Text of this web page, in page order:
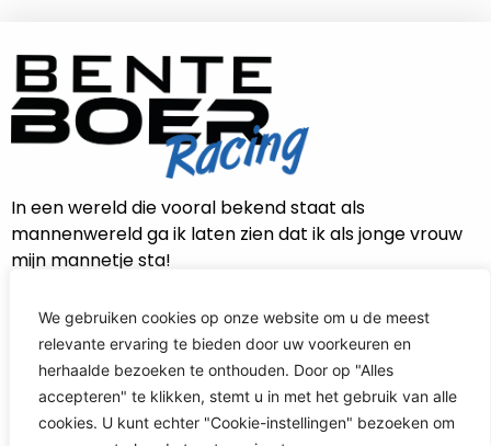
We gebruiken cookies op onze website om u de meest
relevante ervaring te bieden door uw voorkeuren en
herhaalde bezoeken te onthouden. Door op "Alles
accepteren" te klikken, stemt u in met het gebruik van alle
cookies. U kunt echter "Cookie-instellingen" bezoeken om
In een wereld die vooral bekend staat als
mannenwereld ga ik laten zien dat ik als jonge vrouw
mijn mannetje sta!
CONTACT INFORMATIE
info@benteboerracing.nl